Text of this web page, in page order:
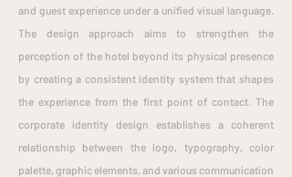
and guest experience under a unified visual language.
The design approach aims to strengthen the
perception of the hotel beyond its physical presence
by creating a consistent identity system that shapes
the experience from the first point of contact. The
corporate identity design establishes a coherent
relationship between the logo, typography, color
palette, graphic elements, and various communication